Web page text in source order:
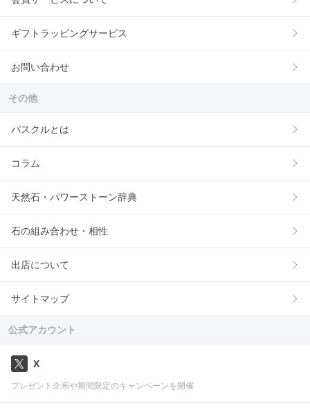
ギフトラッピングサービス
お問い合わせ
その他
パスクルとは
コラム
天然石・パワーストーン辞典
石の組み合わせ・相性
出店について
サイトマップ
公式アカウント
X
プレゼント企画や期間限定のキャンペーンを開催